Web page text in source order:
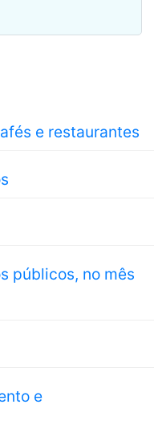
e restaurantes
públicos, no mês
e